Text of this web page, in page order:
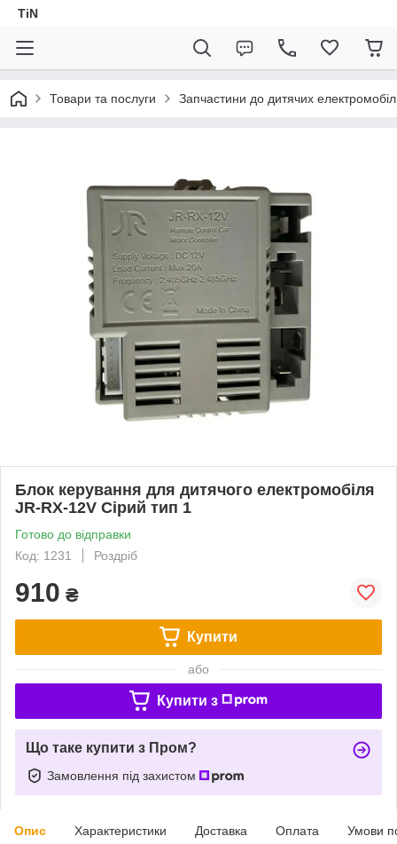
TiN
Товари та послуги Запчастини до дитячих
Блок керування для дитячого електромобіля
JR-RX-12V Сірий тип 1
Готово до відправки
Код: 1231
Роздріб
910 ₴
Купити
або
Купити з
Що таке купити з Пром?
Замовлення під захистом
Опис Характеристики Доставка Оплата Умови